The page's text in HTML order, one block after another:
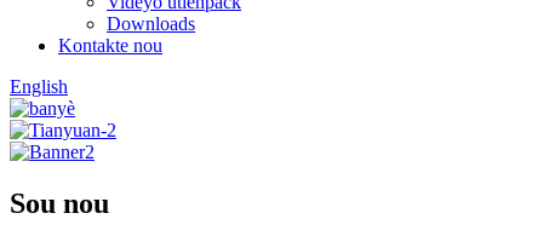
Downloads
Kontakte nou
English
Sou nou